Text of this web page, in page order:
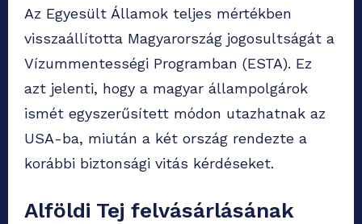
Az Egyesült Államok teljes mértékben
visszaállította Magyarország jogosultságát a
Vízummentességi Programban (ESTA). Ez
azt jelenti, hogy a magyar állampolgárok
ismét egyszerűsített módon utazhatnak az
USA-ba, miután a két ország rendezte a
korábbi biztonsági vitás kérdéseket.
Alföldi Tej felvásárlásának